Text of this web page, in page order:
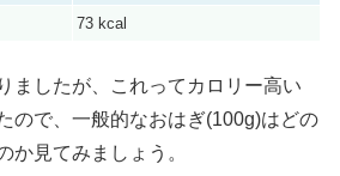
73 kcal
ましたが、これってカロリー高い
ので、一般的なおはぎ(100g)はどの
か見てみましょう。